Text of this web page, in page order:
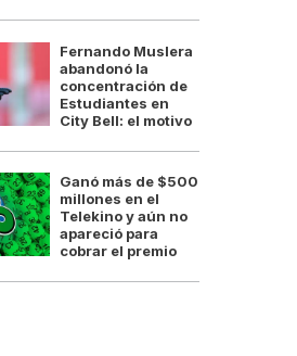
Lionel Messi convirtió el primer gol del
Fernando Muslera
abandonó la
concentración de
Estudiantes en
City Bell: el motivo
Ganó más de $500
millones en el
Telekino y aún no
apareció para
cobrar el premio